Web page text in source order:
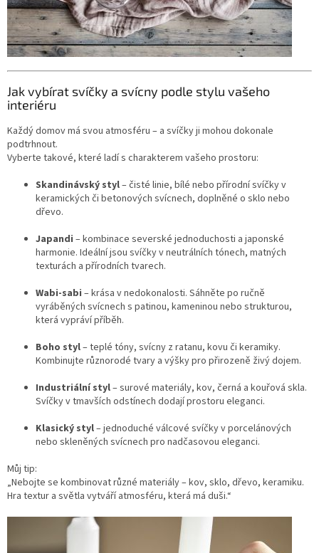
Jak vybírat svíčky a svícny podle stylu vašeho
interiéru
Každý domov má svou atmosféru – a svíčky ji mohou dokonale
podtrhnout.
Vyberte takové, které ladí s charakterem vašeho prostoru:
Skandinávský styl– čisté linie, bílé nebo přírodní svíčky v
keramických či betonových svícnech, doplněné o sklo nebo
dřevo.
Japandi – kombinace severské jednoduchosti a japonské
harmonie. Ideální jsou svíčky v neutrálních tónech, matných
texturách a přírodních tvarech.
Wabi-sabi – krása v nedokonalosti. Sáhněte po ručně
vyráběných svícnech s patinou, kameninou nebo strukturou,
která vypráví příběh.
Boho styl– teplé tóny, svícny z ratanu, kovu či keramiky.
Kombinujte různorodé tvary a výšky pro přirozeně živý dojem.
Industriální styl– surové materiály, kov, černá a kouřová skla.
Svíčky v tmavších odstínech dodají prostoru eleganci.
Klasický styl– jednoduché válcové svíčky v porcelánových
nebo skleněných svícnech pro nadčasovou eleganci.
Můj tip:
„Nebojte se kombinovat různé materiály – kov, sklo, dřevo, keramiku.
Hra textur a světla vytváří atmosféru, která má duši.“